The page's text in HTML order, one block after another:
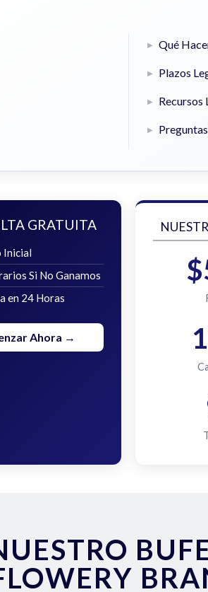
Qué
Plazos
Recursos
GRATUITA
Inicial
Si No Ganamos
en 24 Horas
Ahora →